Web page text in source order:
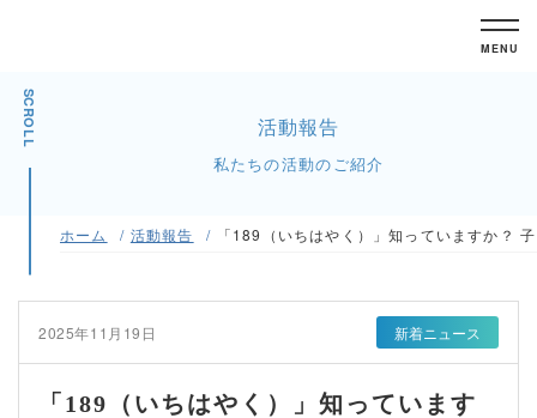
MENU
SCROLL 活動報告
私たちの活動のご紹介
ホーム 活動報告 「189（いちはやく）」知っていますか？
2025年11月19日 新着ニュース
「189（いちはやく）」知っています